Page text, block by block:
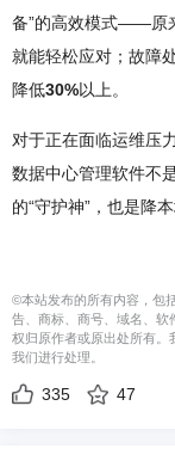
备”的高效模式——原
就能轻松应对；故障
降低30%以上。
对于正在面临运维压
数据中心管理软件不
的“守护神”，也是降本
©本站发布的所有内容，包
告、商标、商号、域名、软
权归原作者或原出处所有。
我们进行处理。
335 47